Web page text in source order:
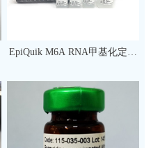
EpiQuik M6A RNA甲基化定量
次）